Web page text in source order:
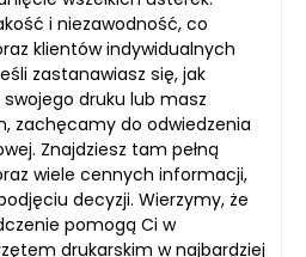
i niezawodność, co
klientów indywidualnych
zastanawiasz się, jak
druku lub masz
zachęcamy do odwiedzenia
Znajdziesz tam pełną
wiele cennych informacji,
decyzji. Wierzymy, że
pomogą Ci w
drukarskim w najbardziej